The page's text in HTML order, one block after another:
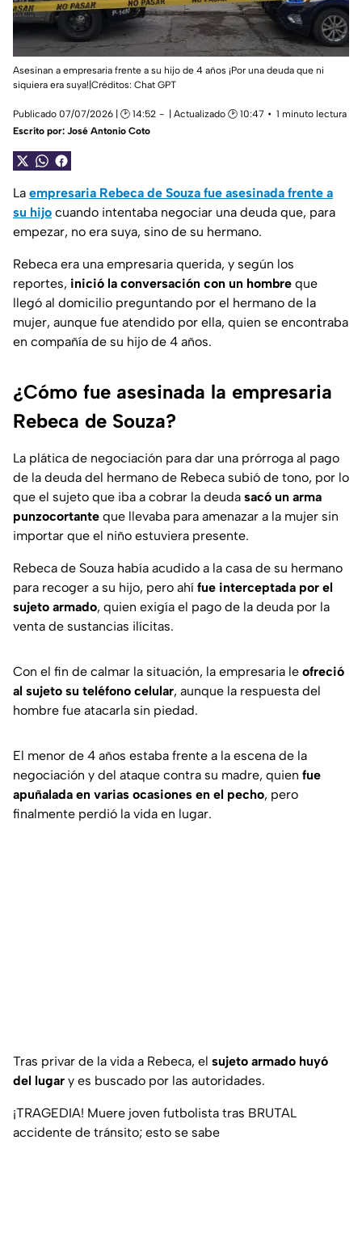
Asesinan a empresaria frente a su hijo de 4 años ¡Por una deuda que ni
siquiera era suya!|Créditos: Chat GPT
Publicado 07/07/2026 | 🕑 14:52 | Actualizado 🕑 10:47
1 minuto lectura
Escrito por: José Antonio Coto
La empresaria Rebeca de Souza fue asesinada frente a
su hijo cuando intentaba negociar una deuda que, para
empezar, no era suya, sino de su hermano.
Rebeca era una empresaria querida, y según los
reportes, inició la conversación con un hombre que
llegó al domicilio preguntando por el hermano de la
mujer, aunque fue atendido por ella, quien se encontraba
en compañía de su hijo de 4 años.
¿Cómo fue asesinada la empresaria
Rebeca de Souza?
La plática de negociación para dar una prórroga al pago
de la deuda del hermano de Rebeca subió de tono, por lo
que el sujeto que iba a cobrar la deuda sacó un arma
punzocortante que llevaba para amenazar a la mujer sin
importar que el niño estuviera presente.
Rebeca de Souza había acudido a la casa de su hermano
para recoger a su hijo, pero ahí fue interceptada por el
sujeto armado, quien exigía el pago de la deuda por la
venta de sustancias ilícitas.
Con el fin de calmar la situación, la empresaria le ofreció
al sujeto su teléfono celular, aunque la respuesta del
hombre fue atacarla sin piedad.
El menor de 4 años estaba frente a la escena de la
negociación y del ataque contra su madre, quien fue
apuñalada en varias ocasiones en el pecho, pero
finalmente perdió la vida en lugar.
Tras privar de la vida a Rebeca, el sujeto armado huyó
del lugar y es buscado por las autoridades.
¡TRAGEDIA! Muere joven futbolista tras BRUTAL
accidente de tránsito; esto se sabe